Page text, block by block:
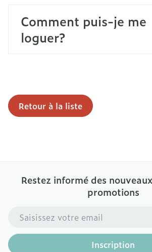
Comment puis-je me
loguer?
Retour à la liste
Restez informé des
promotions
Adresse mail
Inscription